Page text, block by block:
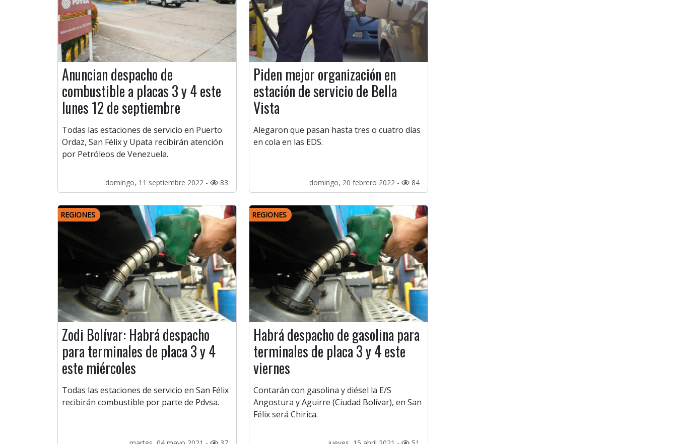
Anuncian despacho de
combustible a placas 3 y 4 este
lunes 12 de septiembre
Todas las estaciones de servicio en Puerto
Ordaz, San Félix y Upata recibirán atención
por Petróleos de Venezuela.
domingo, 11 septiembre 2022 - 83
Piden mejor organización en
estación de servicio de Bella
Vista
Alegaron que pasan hasta tres o cuatro días
en cola en las EDS.
domingo, 20 febrero 2022 - 84
REGIONES
Zodi Bolívar: Habrá despacho
para terminales de placa 3 y 4
este miércoles
Todas las estaciones de servicio en San Félix
recibirán combustible por parte de Pdvsa.
REGIONES
Habrá despacho de gasolina para
terminales de placa 3 y 4 este
viernes
Contarán con gasolina y diésel la E/S
Angostura y Aguirre (Ciudad Bolívar), en San
Félix será Chirica.